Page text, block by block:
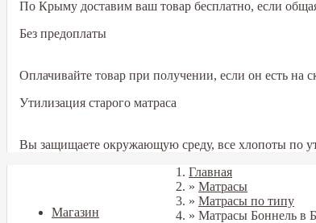
По Крыму доставим ваш товар бесплатно, если
Без предоплаты
Оплачивайте товар при получении, если он есть на
Утилизация старого матраса
Вы защищаете окружающую среду, все хлопоты по
Магазин
Главная
» Матрасы
» Матрасы по типу
» Матрасы Боннель в